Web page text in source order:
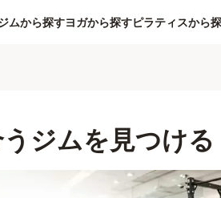
ムから探すヨガから探すピラティスから
ジムを見つける